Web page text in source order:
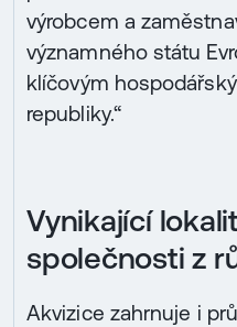
výrobcem a
významného státu
klíčovým
republiky.“
Vynikající
společnosti z
Akvizice zahrnuje i